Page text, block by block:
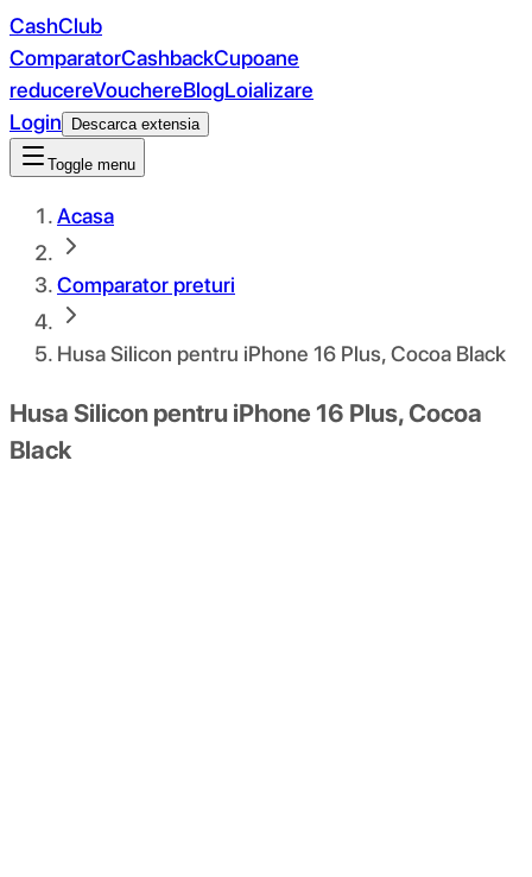
CashClub
ComparatorCashbackCupoane
reducereVouchereBlogLoializare
Login
Descarca extensia
Toggle menu
Acasa
Comparator preturi
Husa Silicon pentru iPhone 16 Plus, Cocoa Black
Husa Silicon pentru iPhone 16 Plus, Cocoa
Black